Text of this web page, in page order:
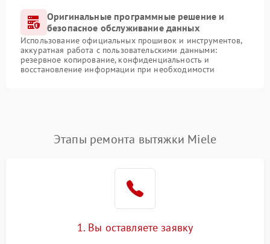
Оригинальные программные решение и
безопасное обслуживание данных
Использование официальных прошивок и инструментов,
аккуратная работа с пользовательскими данными:
резервное копирование, конфиденциальность и
восстановление информации при необходимости
Этапы ремонта вытяжки Miele
1. Вы оставляете заявку